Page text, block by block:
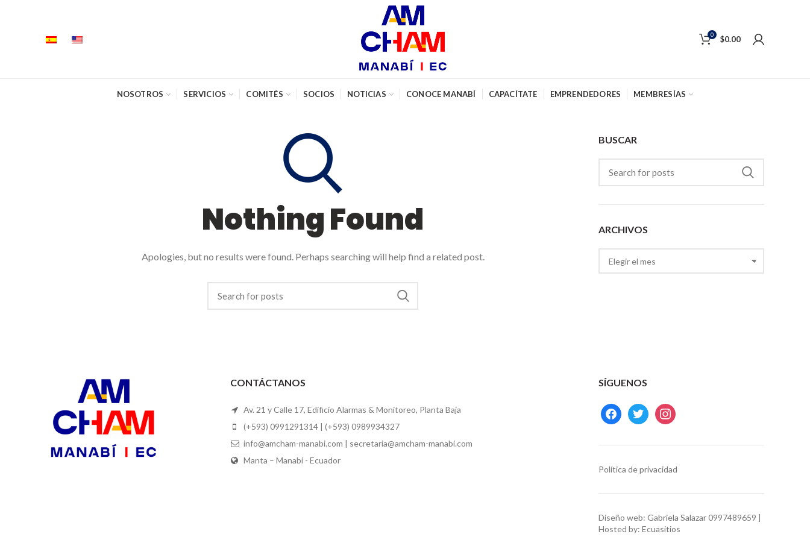
0 $0.00
NOSOTROS SERVICIOS COMITÉS SOCIOS NOTICIAS CONOCE MANABÍ CAPACÍTATE EMPRENDEDORES MEMBRESÍAS
Nothing Found
Apologies, but no results were found. Perhaps searching will help find a related post.
BUSCAR
ARCHIVOS
CONTÁCTANOS
Av. 21 y Calle 17, Edificio Alarmas & Monitoreo, Planta Baja
(+593) 0991291314 | (+593) 0989934327
info@amcham-manabi.com | secretaria@amcham-manabi.com
Manta – Manabí - Ecuador
SÍGUENOS
facebooktwitter instagram
Política de privacidad
Diseño web: Gabriela Salazar0997489659 |
Hosted by: Ecuasitios